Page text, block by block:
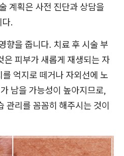
계획은 사전 진단과 상담을
.
향을 줍니다. 치료 후 시술 부
은 피부가 새롭게 재생되는 자
억지로 떼거나 자외선에 노
남을 가능성이 높아지므로,
관리를 꼼꼼히 해주시는 것이